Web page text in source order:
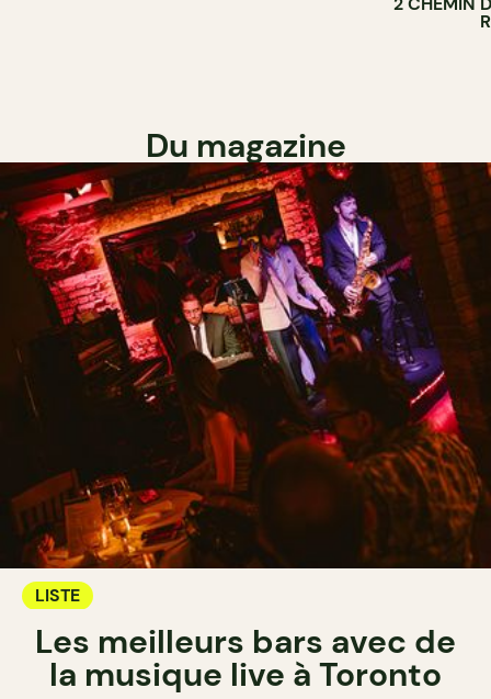
Du magazine
LISTE
Les meilleurs bars avec de
la musique live à Toronto